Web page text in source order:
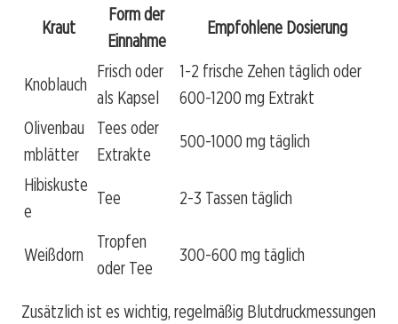
Kraut
Form der
Einnahme
Empfohlene Dosierung
Knoblauch
Frisch oder
als Kapsel
1-2 frische Zehen täglich oder
600-1200 mg Extrakt
Olivenbau
mblätter
Tees oder
Extrakte
500-1000 mg täglich
Hibiskuste
e
Tee 2-3 Tassen täglich
Weißdorn
Tropfen
oder Tee
300-600 mg täglich
Zusätzlich ist es wichtig, regelmäßig Blutdruckmessungen